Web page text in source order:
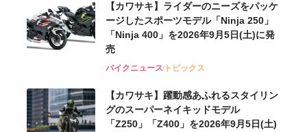
【カワサキ】ライダーのニーズをパッケ
ージしたスポーツモデル「Ninja 250」
「Ninja 400」を2026年9月5日(土)に発
売
バイクニューストピックス
【カワサキ】躍動感あふれるスタイリン
グのスーパーネイキッドモデル
「Z250」「Z400」を2026年9月5日(土)